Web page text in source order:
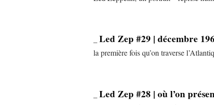
Led Zep #29 | décembre
la première fois qu’on traverse
Led Zep #28 | où l’on